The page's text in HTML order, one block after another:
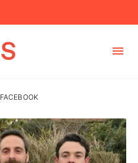
FACEBOOK